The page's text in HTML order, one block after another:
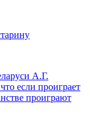
А.Г.
если проиграет
проиграют